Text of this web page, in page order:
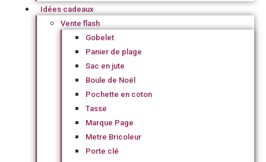
Idées cadeaux
Vente flash
Gobelet
Panier de plage
Sac en jute
Boule de Noël
Pochette en coton
Tasse
Marque Page
Metre Bricoleur
Porte clé